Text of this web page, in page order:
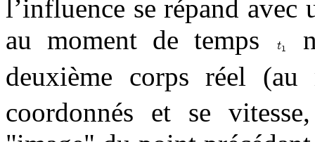
l’influence se répand
au moment de temps
deuxième corps réel
coordonnés et se